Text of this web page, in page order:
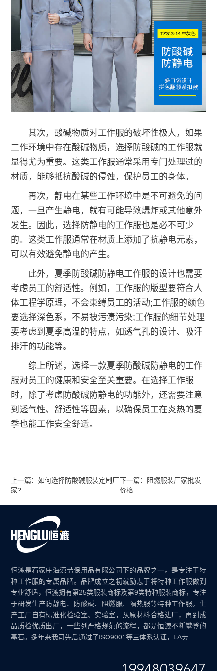
其次，酸碱物质对工作服的破坏性极大，如果
工作环境中存在酸碱物质，选择防酸碱的工作服就
显得尤为重要。这类工作服通常采用专门处理过的
材质，能够抵抗酸碱的侵蚀，保护员工的身体。
再次，静电在某些工作环境中是不可避免的问
题，一旦产生静电，就有可能导致爆炸或其他意外
发生。因此，选择防静电的工作服也是必不可少
的。这类工作服通常在材质上添加了抗静电元素，
可以有效避免静电的产生。
此外，夏季防酸碱防静电工作服的设计也需要
考虑员工的舒适性。例如，工作服的版型要符合人
体工程学原理，不会束缚员工的活动;工作服的颜色
要选择深色系，不易被污渍污染;工作服的细节处理
要考虑到夏季高温的特点，如透气孔的设计、吸汗
排汗的功能等。
综上所述，选择一款夏季防酸碱防静电的工作
服对员工的健康和安全至关重要。在选择工作服
时，除了考虑防酸碱防静电的功能外，还需要注意
到透气性、舒适性等因素，以确保员工在炎热的夏
季也能工作安全舒适。
上一篇：如何选择防酸碱服装定制厂
家?
下一篇：阻燃服装厂家批发
价格
恒漉是石家庄海源劳保用品有限公司下的品牌之一。是专注于特
种工作服的专属品牌。品牌成立之初就励志于将特种工作服做到
专业舒适，恒漉拥有第25类服装商标及第9类特种服装商标，专注
于研发生产防静电、防酸碱、阻燃服、隔热服等特种工作服。生
产工厂自有标准化检验室、实验室，从原材料合格进厂，再到成
品质检优质出厂，一些列严格规范的流程，都是恒漉不断攀登的
基石。多年来我司先后通过了ISO9001等三体系认证，LA劳...